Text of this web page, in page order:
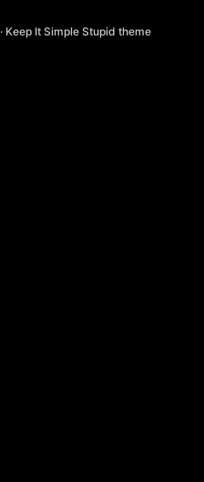
· Keep It Simple Stupid theme